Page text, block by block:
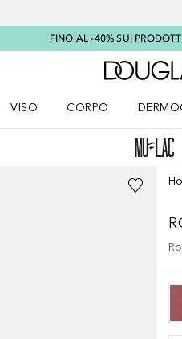
FINO AL -40% SUI
VISO
CORPO